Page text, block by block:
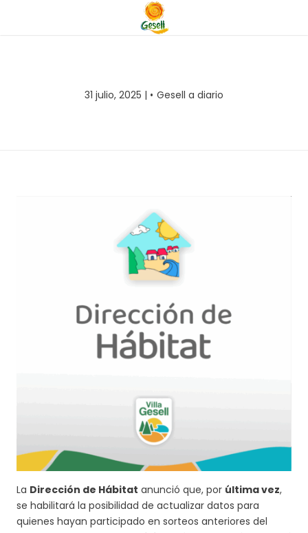
31 julio, 2025 | Gesell a diario
La Dirección de Hábitat anunció que, por última vez,
se habilitará la posibilidad de actualizar datos para
quienes hayan participado en sorteos anteriores del